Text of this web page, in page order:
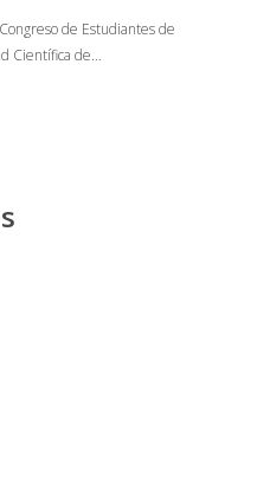
de Estudiantes de
Científica de…